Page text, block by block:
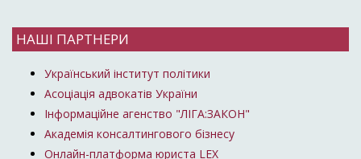
НАШІ ПАРТНЕРИ
Український інститут політики
Асоціація адвокатів України
Інформаційне агенство "ЛІГА:ЗАКОН"
Академія консалтингового бізнесу
Онлайн-платформа юриста LEX